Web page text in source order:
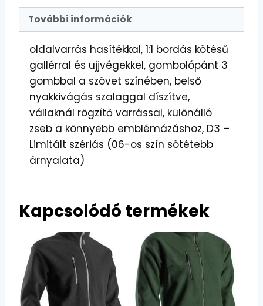
További információk
oldalvarrás hasítékkal, 1:1 bordás kötésű
gallérral és ujjvégekkel, gombolópánt 3
gombbal a szövet színében, belső
nyakkivágás szalaggal díszítve,
vállaknál rögzítő varrással, különálló
zseb a könnyebb emblémázáshoz, D3 –
Limitált szériás (06-os szín sötétebb
árnyalata)
Kapcsolódó termékek